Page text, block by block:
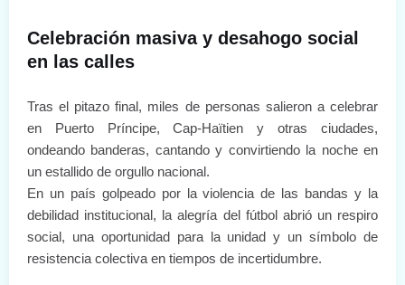
Celebración masiva y desahogo social
en las calles
Tras el pitazo final, miles de personas salieron a celebrar
en Puerto Príncipe, Cap-Haïtien y otras ciudades,
ondeando banderas, cantando y convirtiendo la noche en
un estallido de orgullo nacional.
En un país golpeado por la violencia de las bandas y la
debilidad institucional, la alegría del fútbol abrió un respiro
social, una oportunidad para la unidad y un símbolo de
resistencia colectiva en tiempos de incertidumbre.